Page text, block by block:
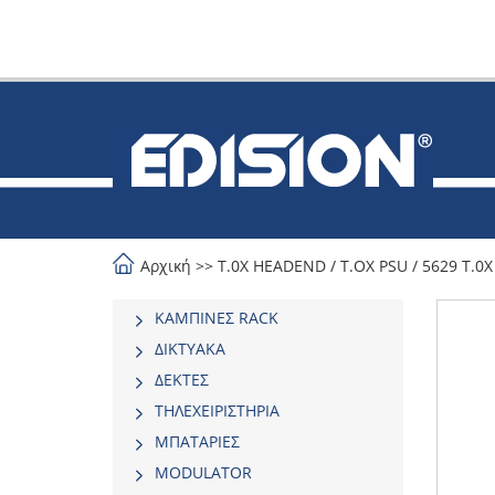
Αρχική >> Τ.0Χ HEADEND / T.OX PSU / 5629
ΚΑΜΠΙΝΕΣ RACK
ΔΙΚΤΥΑΚΑ
ΔΕΚΤΕΣ
ΤΗΛΕΧΕΙΡΙΣΤΗΡΙΑ
ΜΠΑΤΑΡΙΕΣ
MODULATOR